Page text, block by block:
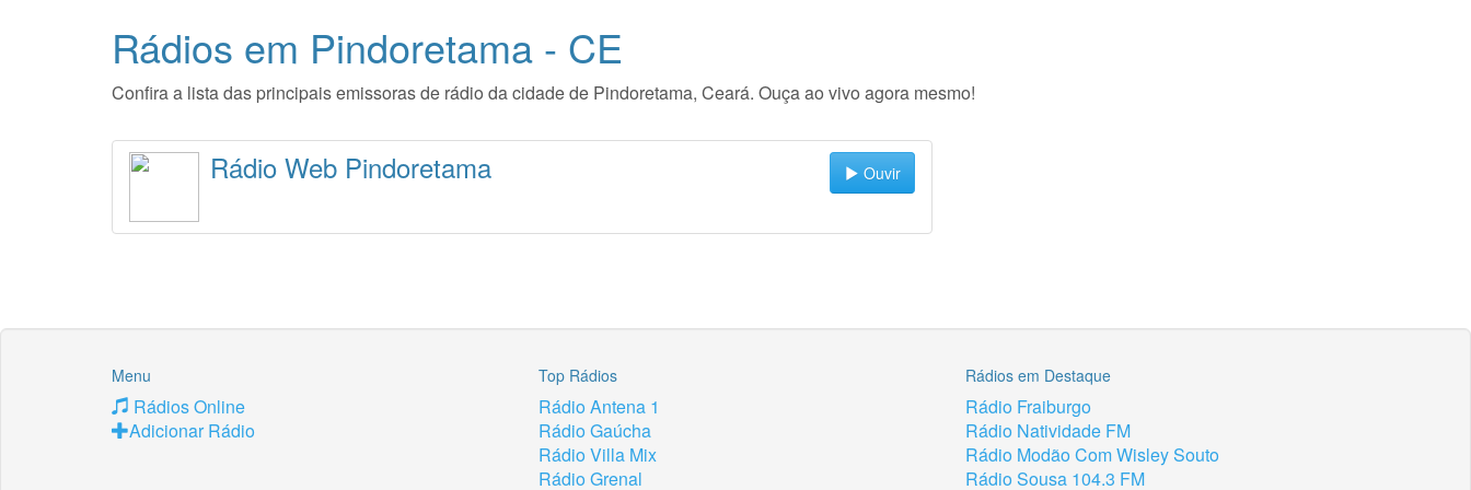
Rádios em Pindoretama - CE
Confira a lista das principais emissoras de rádio da cidade de Pindoretama, Ceará. Ouça ao vivo agora mesmo!
Ouvir
Rádio Web Pindoretama
Menu
Rádios Online
Adicionar Rádio
Top Rádios
Rádio Antena 1
Rádio Gaúcha
Rádio Villa Mix
Rádio Grenal
Rádios em Destaque
Rádio Fraiburgo
Rádio Natividade FM
Rádio Modão Com Wisley Souto
Rádio Sousa 104.3 FM